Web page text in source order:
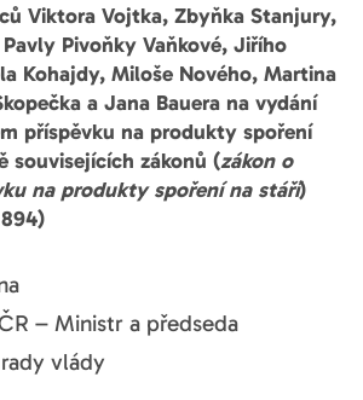
Viktora Vojtka, Zbyňka Stanjury,
Pivoňky Vaňkové, Jiřího
Kohajdy, Miloše Nového, Martina
a Jana Bauera na vydání
příspěvku na produkty spoření
souvisejících zákonů (zákon o
na produkty spoření na stáří)
– Ministr a předseda
vlády